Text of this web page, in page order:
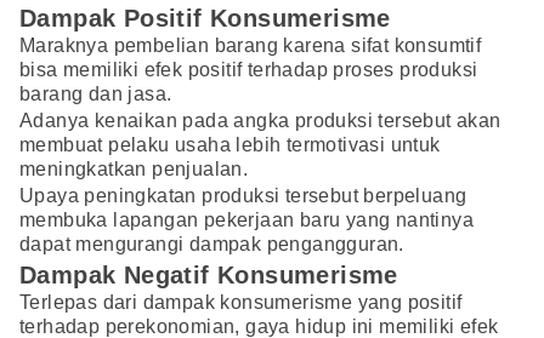
Dampak Positif Konsumerisme
Maraknya pembelian barang karena sifat konsumtif
bisa memiliki efek positif terhadap proses produksi
barang dan jasa.
Adanya kenaikan pada angka produksi tersebut akan
membuat pelaku usaha lebih termotivasi untuk
meningkatkan penjualan.
Upaya peningkatan produksi tersebut berpeluang
membuka lapangan pekerjaan baru yang nantinya
dapat mengurangi dampak pengangguran.
Dampak Negatif Konsumerisme
Terlepas dari dampak konsumerisme yang positif
terhadap perekonomian, gaya hidup ini memiliki efek